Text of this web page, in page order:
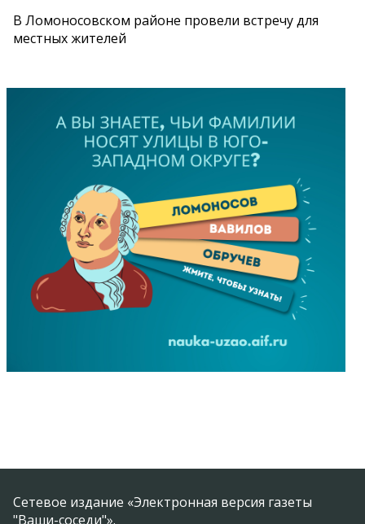
В Ломоносовском районе провели встречу для
местных жителей
Сетевое издание «Электронная версия газеты
"Ваши-соседи"».